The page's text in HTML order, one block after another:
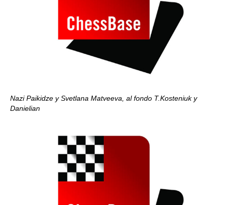
Nazi Paikidze y Svetlana Matveeva, al fondo T.Kosteniuk y
Danielian